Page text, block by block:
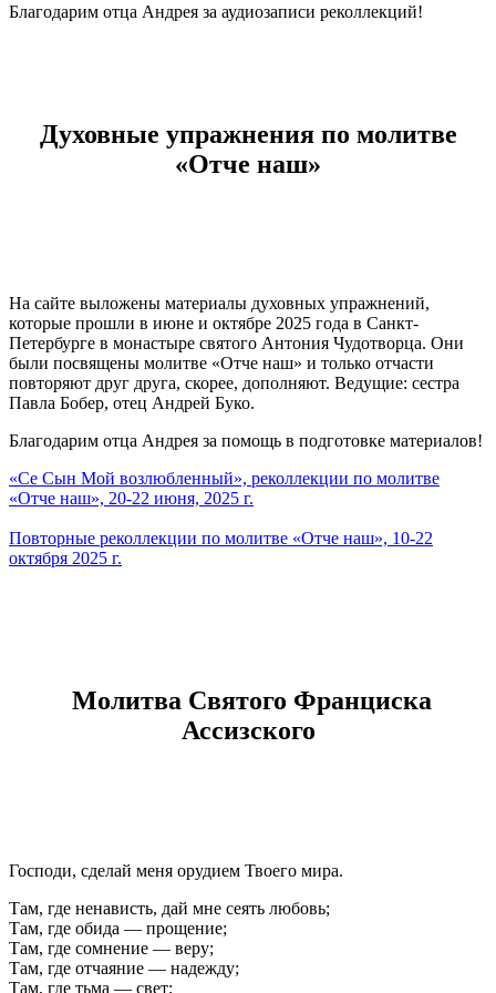
Благодарим отца Андрея за аудиозаписи реколлекций!
Духовные упражнения по молитве
«Отче наш»
На сайте выложены материалы духовных упражнений,
которые прошли в июне и октябре 2025 года в Санкт-
Петербурге в монастыре святого Антония Чудотворца. Они
были посвящены молитве «Отче наш» и только отчасти
повторяют друг друга, скорее, дополняют. Ведущие: сестра
Павла Бобер, отец Андрей Буко.
Благодарим отца Андрея за помощь в подготовке материалов!
«Се Сын Мой возлюбленный», реколлекции по молитве
«Отче наш», 20-22 июня, 2025 г.
Повторные реколлекции по молитве «Отче наш», 10-22
октября 2025 г.
Молитва Святого Франциска
Ассизского
Господи, сделай меня орудием Твоего мира.
Там, где ненависть, дай мне сеять любовь;
Там, где обида — прощение;
Там, где сомнение — веру;
Там, где отчаяние — надежду;
Там, где тьма — свет;